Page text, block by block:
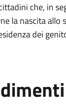
che, in
la nascita
dei